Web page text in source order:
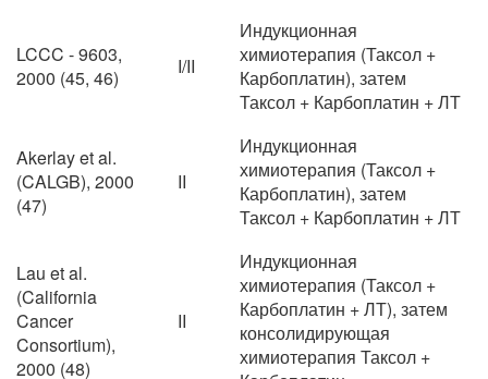
LCCC - 9603,
2000 (45, 46)
I/II
Индукционная
химиотерапия (Таксол +
Карбоплатин), затем
Таксол + Карбоплатин + ЛТ
Akerlay et al.
(CALGB), 2000
(47)
II
Индукционная
химиотерапия (Таксол +
Карбоплатин), затем
Таксол + Карбоплатин + ЛТ
Lau et al.
(California
Cancer
Consortium),
2000 (48)
II
Индукционная
химиотерапия (Таксол +
Карбоплатин + ЛТ), затем
консолидирующая
химиотерапия Таксол +